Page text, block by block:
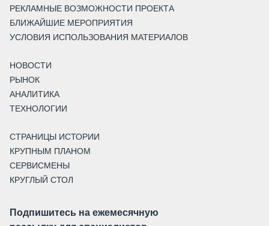
РЕКЛАМНЫЕ ВОЗМОЖНОСТИ ПРОЕКТА
БЛИЖАЙШИЕ МЕРОПРИЯТИЯ
УСЛОВИЯ ИСПОЛЬЗОВАНИЯ МАТЕРИАЛОВ
НОВОСТИ
РЫНОК
АНАЛИТИКА
ТЕХНОЛОГИИ
СТРАНИЦЫ ИСТОРИИ
КРУПНЫМ ПЛАНОМ
СЕРВИСМЕНЫ
КРУГЛЫЙ СТОЛ
Подпишитесь на ежемесячную